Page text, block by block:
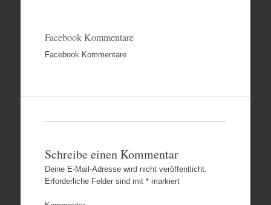
Facebook Kommentare
Facebook Kommentare
Schreibe einen Kommentar
Deine E-Mail-Adresse wird nicht veröffentlicht.
Erforderliche Felder sind mit *markiert